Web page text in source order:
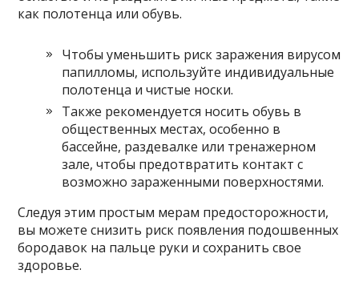
как полотенца или обувь.
Чтобы уменьшить риск заражения вирусом
папилломы, используйте индивидуальные
полотенца и чистые носки.
Также рекомендуется носить обувь в
общественных местах, особенно в
бассейне, раздевалке или тренажерном
зале, чтобы предотвратить контакт с
возможно зараженными поверхностями.
Следуя этим простым мерам предосторожности,
вы можете снизить риск появления подошвенных
бородавок на пальце руки и сохранить свое
здоровье.